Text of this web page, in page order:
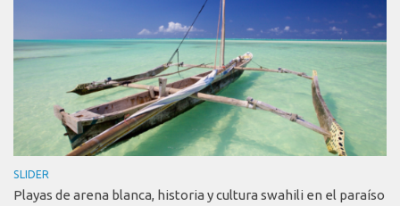
SLIDER
Playas de arena blanca, historia y cultura swahili en el paraíso